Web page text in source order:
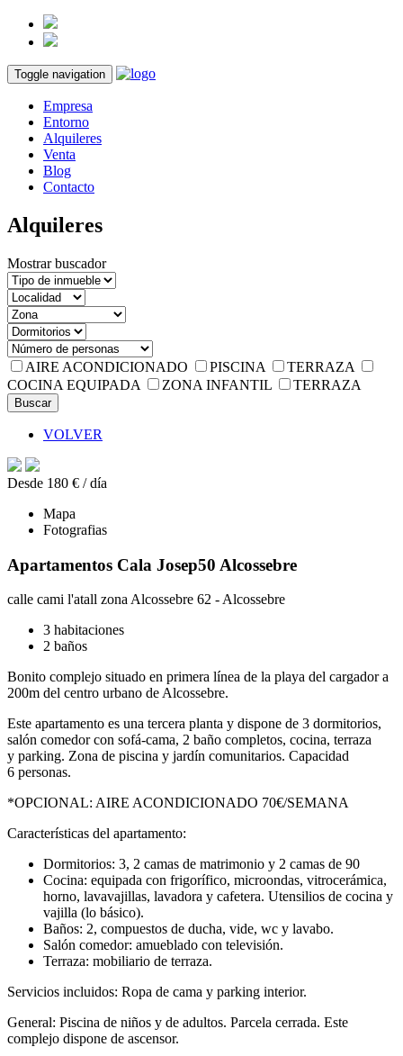
Toggle navigation
Empresa
Entorno
Alquileres
Venta
Blog
Contacto
Alquileres
Mostrar buscador
AIRE ACONDICIONADO PISCINA
TERRAZA
COCINA EQUIPADA
ZONA INFANTIL TERRAZA
VOLVER
Desde 180 € / día
Mapa
Fotografias
Apartamentos Cala Josep50 Alcossebre
calle cami l'atall zona Alcossebre 62 - Alcossebre
3 habitaciones
2 baños
Bonito complejo situado en primera línea de la playa del cargador a
200m del centro urbano de Alcossebre.
Este apartamento es una tercera planta y dispone de 3 dormitorios,
salón comedor con sofá-cama, 2 baño completos, cocina, terraza
y parking. Zona de piscina y jardín comunitarios. Capacidad
6 personas.
*OPCIONAL: AIRE ACONDICIONADO 70€/SEMANA
Características del apartamento:
Dormitorios: 3, 2 camas de matrimonio y 2 camas de 90
Cocina: equipada con frigorífico, microondas, vitrocerámica,
horno, lavavajillas, lavadora y cafetera. Utensilios de cocina y
vajilla (lo básico).
Baños: 2, compuestos de ducha, vide, wc y lavabo.
Salón comedor: amueblado con televisión.
Terraza: mobiliario de terraza.
Servicios incluidos: Ropa de cama y parking interior.
General: Piscina de niños y de adultos. Parcela cerrada. Este
complejo dispone de ascensor.